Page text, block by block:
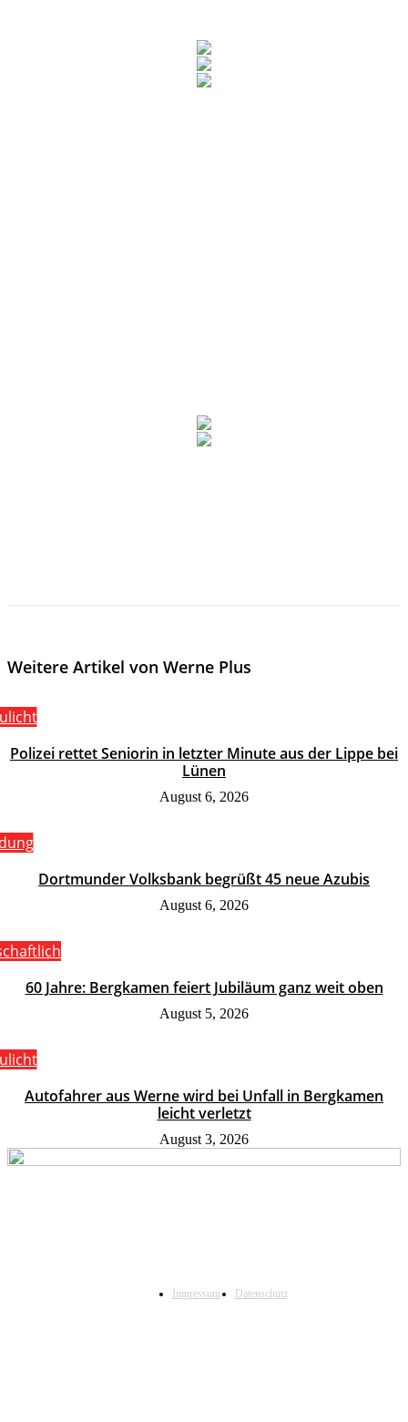
Weitere Artikel von Werne Plus
Polizei rettet Seniorin in letzter Minute aus der Lippe bei
Lünen
August 6, 2026
Dortmunder Volksbank begrüßt 45 neue Azubis
August 6, 2026
60 Jahre: Bergkamen feiert Jubiläum ganz weit oben
August 5, 2026
Autofahrer aus Werne wird bei Unfall in Bergkamen
leicht verletzt
August 3, 2026
Impressum Datenschutz